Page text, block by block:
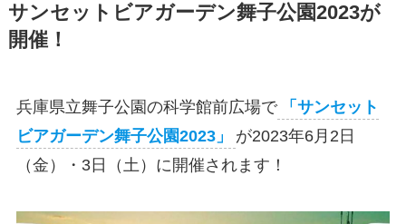
サンセットビアガーデン舞子公園2023が
開催！
兵庫県立舞子公園の科学館前広場で
「サンセット
ビアガーデン舞子公園2023」
が2023年6月2日
（金）・3日（土）に開催されます！